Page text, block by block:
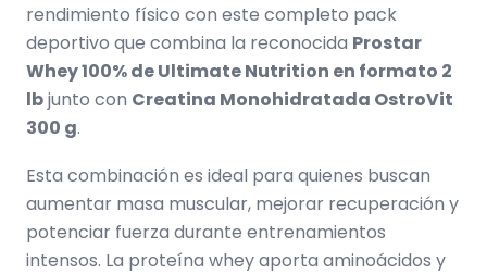
rendimiento físico con este completo pack
deportivo que combina la reconocida Prostar
Whey 100% de Ultimate Nutrition en formato 2
lbjunto con Creatina Monohidratada OstroVit
300 g.
Esta combinación es ideal para quienes buscan
aumentar masa muscular, mejorar recuperación y
potenciar fuerza durante entrenamientos
intensos. La proteína whey aporta aminoácidos y